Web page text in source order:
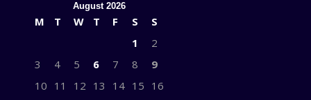
August 2026
M T W T F S
S
1
2
3
4 5 6 7 8
9
10 11 12 13 14 15 16